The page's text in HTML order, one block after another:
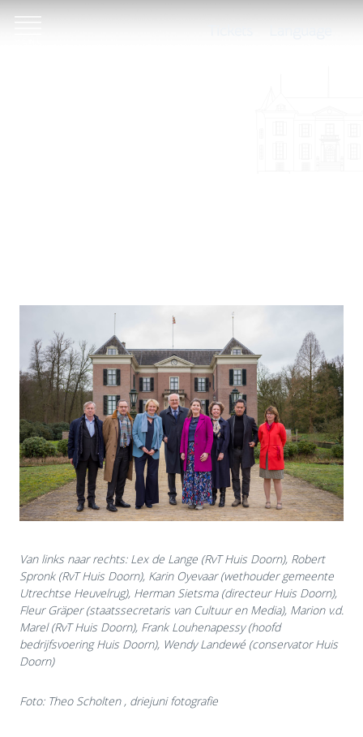
Van links naar rechts: Lex de Lange (RvT Huis Doorn), Robert
Spronk (RvT Huis Doorn), Karin Oyevaar (wethouder gemeente
Utrechtse Heuvelrug), Herman Sietsma (directeur Huis Doorn),
Fleur Gräper (staatssecretaris van Cultuur en Media), Marion v.d.
Marel (RvT Huis Doorn), Frank Louhenapessy (hoofd
bedrijfsvoering Huis Doorn), Wendy Landewé (conservator Huis
Doorn)
Foto: Theo Scholten , driejuni fotografie